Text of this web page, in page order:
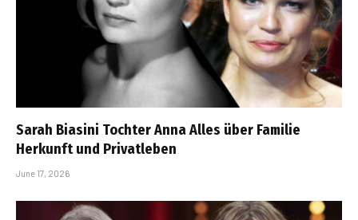
Sarah Biasini Tochter Anna Alles über Familie
Herkunft und Privatleben
June 17, 2026